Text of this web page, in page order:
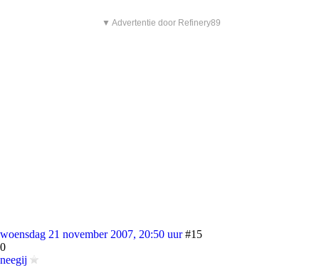
▼ Advertentie door Refinery89
woensdag 21 november 2007, 20:50 uur #15
0
neegij